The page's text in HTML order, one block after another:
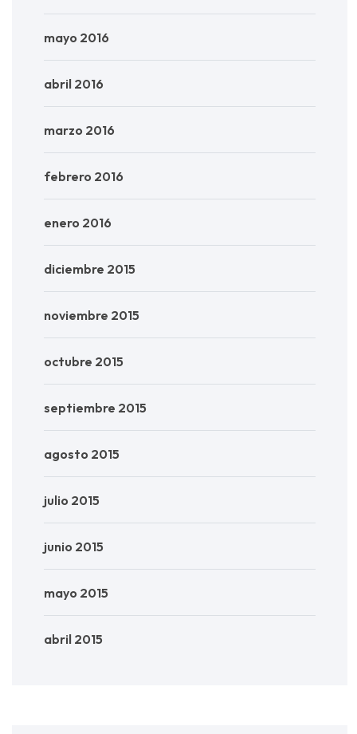
mayo 2016
abril 2016
marzo 2016
febrero 2016
enero 2016
diciembre 2015
noviembre 2015
octubre 2015
septiembre 2015
agosto 2015
julio 2015
junio 2015
mayo 2015
abril 2015